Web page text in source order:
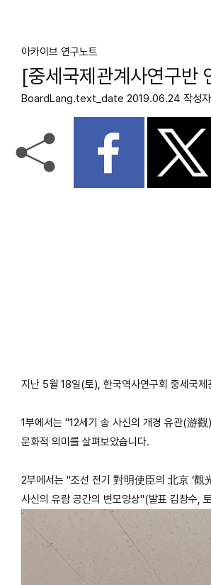
아카이브 연구노트
[중세국제관계사연구반
BoardLang.text_date 2019.06.24 작성자
지난 5월 18일(토), 한국역사연구회 중세국
1부에서는 "12세기 송 사신의 개경 유관(游
문화적 의미를 살펴보았습니다.
2부에서는 "조선 전기 對明使臣의 北京 ‘觀
사신의 유람 공간의 변모양상"(발표 김창수,